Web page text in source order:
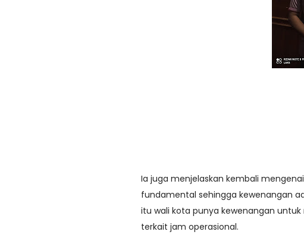
Ia juga menjelaskan kembali
fundamental sehingga kewenangan
itu wali kota punya kewenangan
terkait jam operasional.